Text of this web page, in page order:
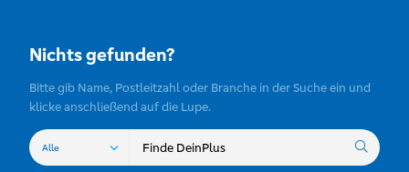
Nichts gefunden?
Bitte gib Name, Postleitzahl oder Branche in der Suche ein und
klicke anschließend auf die Lupe.